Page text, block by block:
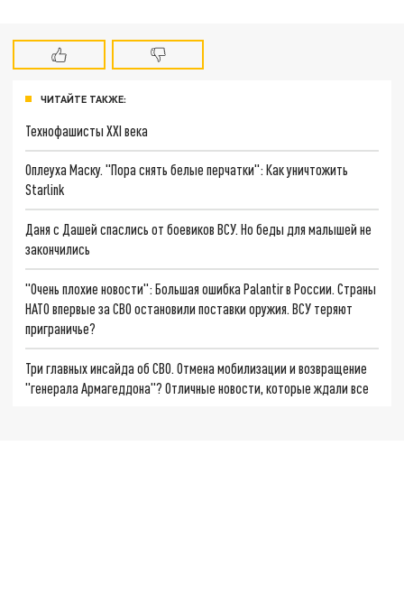
ЧИТАЙТЕ ТАКЖЕ:
Технофашисты XXI века
Оплеуха Маску. "Пора снять белые перчатки": Как уничтожить
Starlink
Даня с Дашей спаслись от боевиков ВСУ. Но беды для малышей не
закончились
"Очень плохие новости": Большая ошибка Palantir в России. Страны
НАТО впервые за СВО остановили поставки оружия. ВСУ теряют
приграничье?
Три главных инсайда об СВО. Отмена мобилизации и возвращение
"генерала Армагеддона"? Отличные новости, которые ждали все